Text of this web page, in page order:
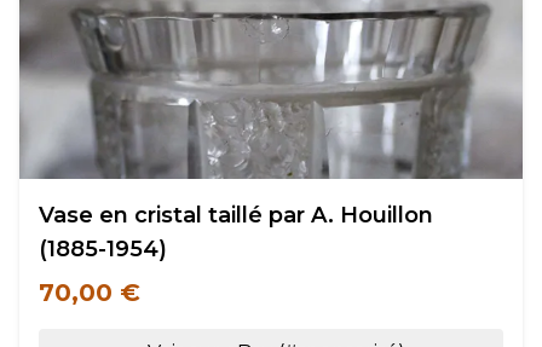
Vase en cristal taillé par A. Houillon
(1885-1954)
70,00 €